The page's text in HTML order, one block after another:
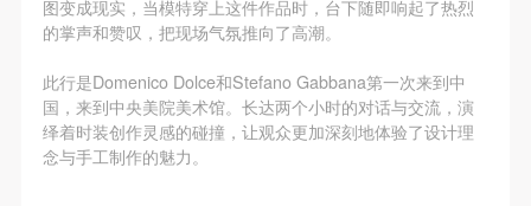
图变成现实，当模特穿上这件作品时，台下随即响起了热烈
的掌声和赞叹，把现场气氛推向了高潮。
此行是Domenico Dolce和Stefano Gabbana第一次来到中
国，来到中央美院美术馆。长达两个小时的对话与交流，演
绎着时装创作灵感的碰撞，让观众更加深刻地体验了设计理
念与手工制作的魅力。
参加活动者在此次活动期间的人身安全责任自负。鼓
故，活动中任何非事故当事人及美术馆将不承担人身
事故的任何责任，但有互相援助的义务。参加活动的
成员应当积极主动的组织实施救援工作，但对事故本
参加活动者在此次活动期间的人身安全责任自负。鼓
故，活动中任何非事故当事人及美术馆将不承担人身
事故的任何责任，但有互相援助的义务。参加活动的
成员应当积极主动的组织实施救援工作，但对事故本
参加活动者在此次活动期间的人身安全责任自负。鼓
故，活动中任何非事故当事人及美术馆将不承担人身
事故的任何责任，但有互相援助的义务。参加活动的
成员应当积极主动的组织实施救援工作，但对事故本